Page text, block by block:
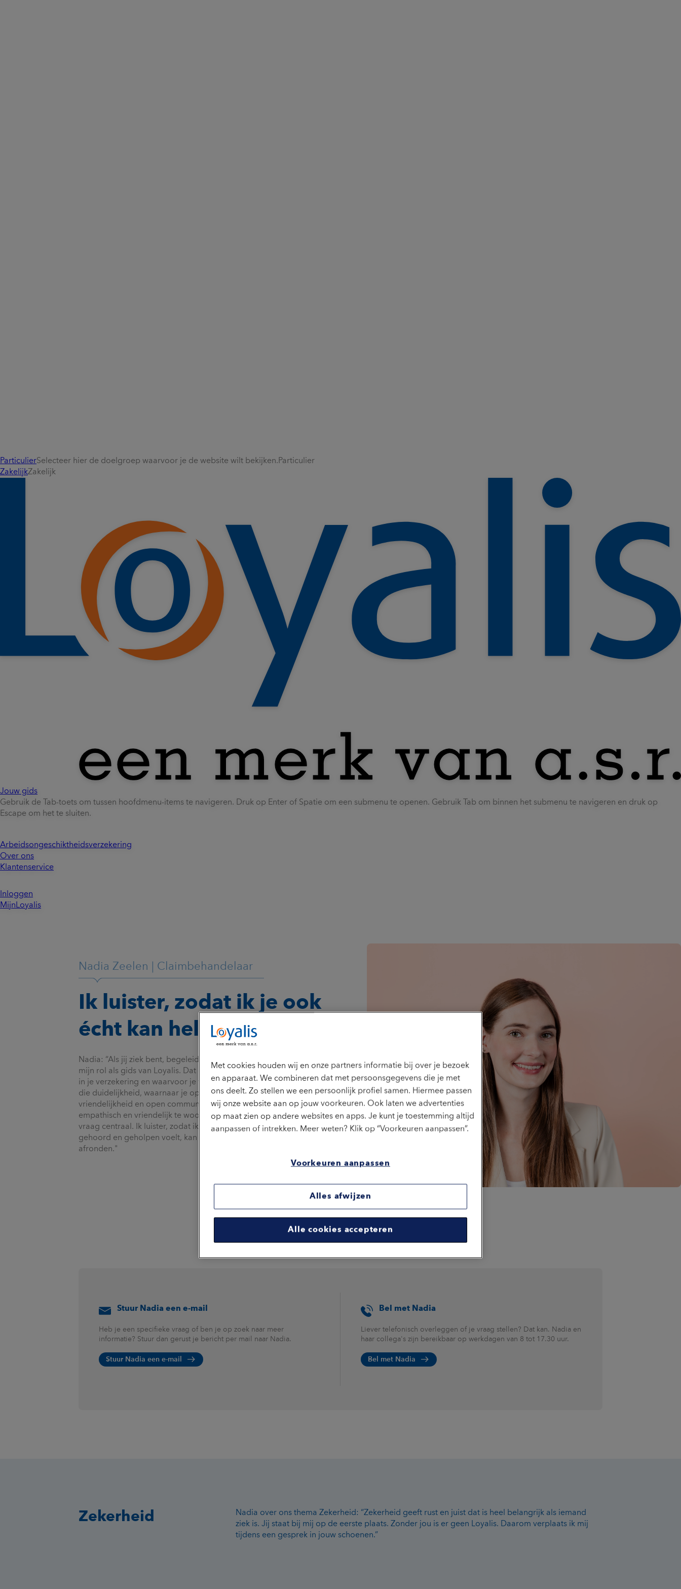
ParticulierSelecteer hier de doelgroep waarvoor je de website wilt bekijken. Particulier
ZakelijkZakelijk
Jouw gids
Gebruik de Tab-toets om tussen hoofdmenu-items te navigeren. Druk op Enter of Spatie om een submenu te openen. Gebruik Tab om binnen het submenu te navigeren en druk op
Escape om het te sluiten.
Arbeidsongeschiktheidsverzekering
Over ons
Klantenservice
Inloggen
MijnLoyalis
Nadia Zeelen | Claimbehandelaar
Ik luister, zodat ik je ook
écht kan helpen
Nadia: “Als jij ziek bent, begeleid ik je tijdens je ziekteproces. Dat is
mijn rol als gids van Loyalis. Dat doe ik door allereerst inzicht te geven
in je verzekering en waarvoor je verzekerd bent. Want dat geeft je snel
die duidelijkheid, waarnaar je op zoek bent. Ik hecht veel waarde aan
vriendelijkheid en open communicatie. Ik sta klanten daarom
empathisch en vriendelijk te woord. Tijdens ons gesprek staat jouw
vraag centraal. Ik luister, zodat ik je ook écht kan helpen. Pas als jij je
gehoord en geholpen voelt, kan ik een gesprek met een goed gevoel
afronden."
Stuur Nadia een e-mail
Heb je een specifieke vraag of ben je op zoek naar meer
informatie? Stuur dan gerust je bericht per mail naar Nadia.
Stuur Nadia een e-mail
Bel met Nadia
Liever telefonisch overleggen of je vraag stellen? Dat kan. Nadia en
haar collega's zijn bereikbaar op werkdagen van 8 tot 17.30 uur.
Bel met Nadia
Zekerheid
Nadia over ons thema Zekerheid: “Zekerheid geeft rust en juist dat is heel belangrijk als iemand
ziek is. Jij staat bij mij op de eerste plaats. Zonder jou is er geen Loyalis. Daarom verplaats ik mij
tijdens een gesprek in jouw schoenen.”
Met cookies houden wij en onze partners informatie bij over je bezoek
en apparaat. We combineren dat met persoonsgegevens die je met
ons deelt. Zo stellen we een persoonlijk profiel samen. Hiermee passen
wij onze website aan op jouw voorkeuren. Ook laten we advertenties
op maat zien op andere websites en apps. Je kunt je toestemming altijd
aanpassen of intrekken. Meer weten? Klik op “Voorkeuren aanpassen”.
Voorkeuren aanpassen
Alles afwijzen
Alle cookies accepteren